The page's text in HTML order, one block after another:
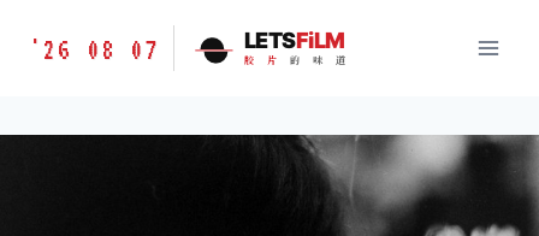
胶
味
'26 08 07 LETSFiLM
胶 片 的 味 道